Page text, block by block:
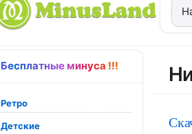
Бесплатные минуса !!!
Ретро
Детские